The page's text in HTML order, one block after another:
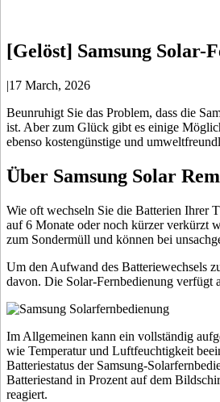
[Gelöst] Samsung Solar-
|17 March, 2026
Beunruhigt Sie das Problem, dass die
ist. Aber zum Glück gibt es einige
ebenso kostengünstige und
Über Samsung Solar
Wie oft wechseln Sie die Batterien Ihrer
auf 6 Monate oder noch kürzer verkürzt
zum Sondermüll und können bei
Um den Aufwand des Batteriewechsels
davon. Die Solar-Fernbedienung verfügt
Im Allgemeinen kann ein vollständig
wie Temperatur und Luftfeuchtigkeit
Batteriestatus der Samsung-
Batteriestand in Prozent auf dem
reagiert.